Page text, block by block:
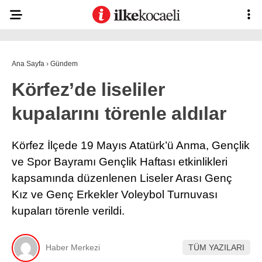
Ana Sayfa
Gizlilik Politikası
ASAYIŞ
GÜNDEM
EKONOMI
POLITIKA
DÜNYA
SPOR
MAGAZIN
SAĞLIK
Ana Sayfa › Gündem
Körfez’de liseliler
kupalarını törenle aldılar
Körfez İlçede 19 Mayıs Atatürk’ü Anma, Gençlik
ve Spor Bayramı Gençlik Haftası etkinlikleri
kapsamında düzenlenen Liseler Arası Genç
Kız ve Genç Erkekler Voleybol Turnuvası
kupaları törenle verildi.
Haber Merkezi TÜM YAZILARI